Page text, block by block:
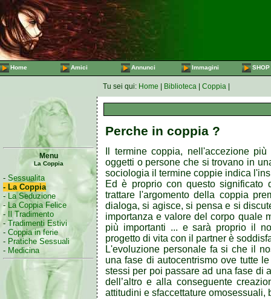
Home Amici Annunci Immagini SHOP
Tu sei qui: Home Biblioteca Coppia
Menu
La Coppia
- Sessualita
- La Coppia
- La Seduzione
- La Coppia Felice
-
Il Tradimento
-Tradimenti Estivi
- Coppia in ferie
- Pratiche Sessuali
- Medicina
Perche in coppia ?
Il termine coppia, nell'accezione
oggetti o persone che si trovano in
sociologia il termine coppie indica
Ed è proprio con questo
trattare l'argomento della coppia
dialoga, si agisce, si pensa e si
importanza e valore del corpo quale
più importanti ... e sarà proprio il
progetto di vita con il partner è
L'evoluzione personale fa si che il
una fase di autocentrismo ove tutte
stessi per poi passare ad una fase di
dell’altro e alla conseguente
attitudini e sfaccettature omosessuali,